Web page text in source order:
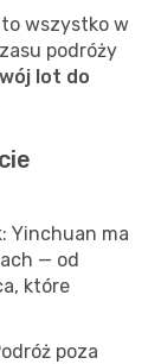
wszystko w
podróży
lot do
: Yinchuan ma
— od
które
poza